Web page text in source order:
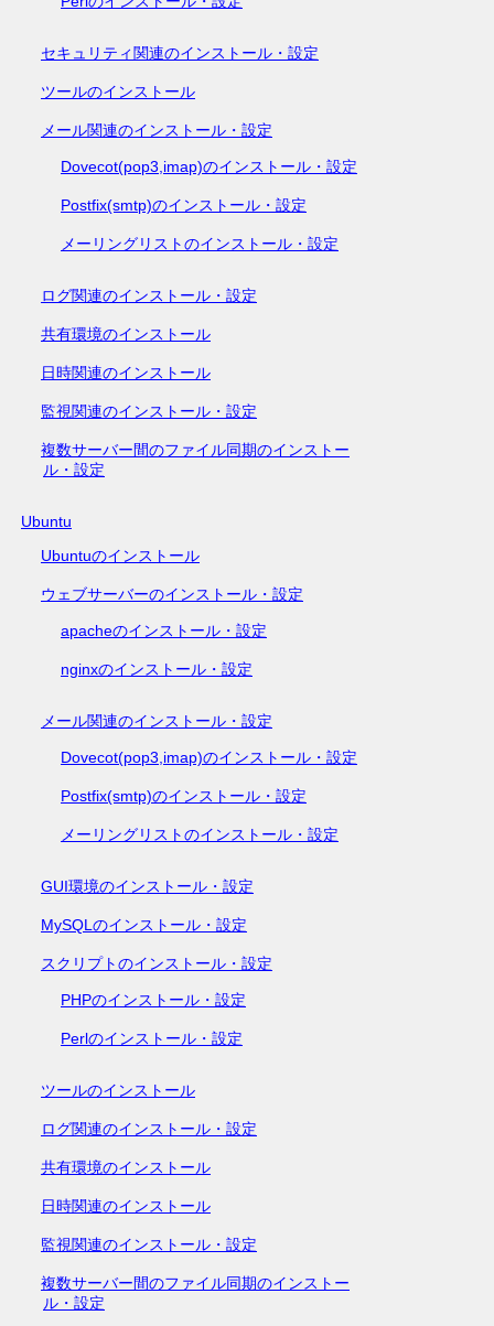
セキュリティ関連のインストール・設定
ツールのインストール
メール関連のインストール・設定
Dovecot(pop3,imap)のインストール・設定
Postfix(smtp)のインストール・設定
メーリングリストのインストール・設定
ログ関連のインストール・設定
共有環境のインストール
日時関連のインストール
監視関連のインストール・設定
複数サーバー間のファイル同期のインストー
ル・設定
Ubuntu
Ubuntuのインストール
ウェブサーバーのインストール・設定
apacheのインストール・設定
nginxのインストール・設定
メール関連のインストール・設定
Dovecot(pop3,imap)のインストール・設定
Postfix(smtp)のインストール・設定
メーリングリストのインストール・設定
GUI環境のインストール・設定
MySQLのインストール・設定
スクリプトのインストール・設定
PHPのインストール・設定
Perlのインストール・設定
ツールのインストール
ログ関連のインストール・設定
共有環境のインストール
日時関連のインストール
監視関連のインストール・設定
複数サーバー間のファイル同期のインストー
ル・設定